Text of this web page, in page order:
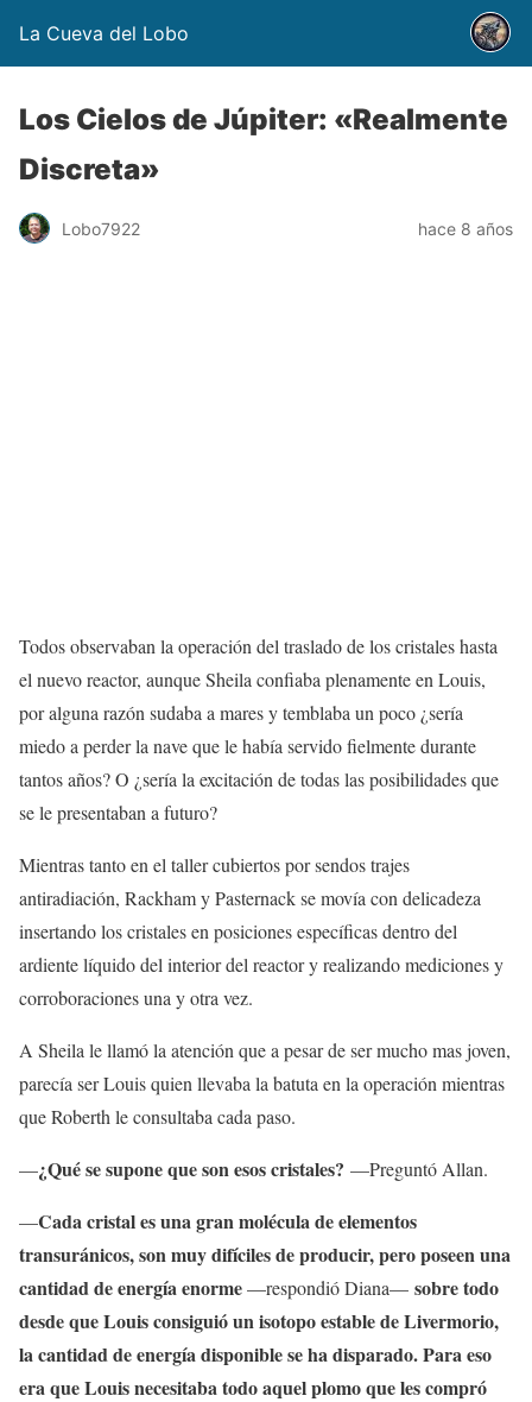
La Cueva del Lobo
Los Cielos de Júpiter: «Realmente
Discreta»
Lobo7922 hace 8 años
Todos observaban la operación del traslado de los cristales hasta
el nuevo reactor, aunque Sheila confiaba plenamente en Louis,
por alguna razón sudaba a mares y temblaba un poco ¿sería
miedo a perder la nave que le había servido fielmente durante
tantos años? O ¿sería la excitación de todas las posibilidades que
se le presentaban a futuro?
Mientras tanto en el taller cubiertos por sendos trajes
antiradiación, Rackham y Pasternack se movía con delicadeza
insertando los cristales en posiciones específicas dentro del
ardiente líquido del interior del reactor y realizando mediciones y
corroboraciones una y otra vez.
A Sheila le llamó la atención que a pesar de ser mucho mas joven,
parecía ser Louis quien llevaba la batuta en la operación mientras
que Roberth le consultaba cada paso.
—¿Qué se supone que son esos cristales? —Preguntó Allan.
—Cada cristal es una gran molécula de elementos
transuránicos, son muy difíciles de producir, pero poseen una
cantidad de energía enorme—respondió Diana— sobre todo
desde que Louis consiguió un isotopo estable de Livermorio,
la cantidad de energía disponible se ha disparado. Para eso
era que Louis necesitaba todo aquel plomo que les compró